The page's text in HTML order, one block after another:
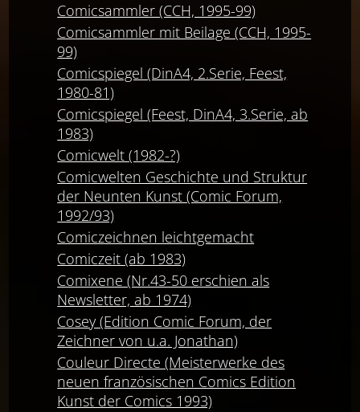
Comicsammler (CCH, 1995-99)
Comicsammler mit Beilage (CCH, 1995-
99)
Comicspiegel (DinA4, 2.Serie, Feest,
1980-81)
Comicspiegel (Feest, DinA4, 3.Serie, ab
1983)
Comicwelt (1982-?)
Comicwelten Geschichte und Struktur
der Neunten Kunst (Comic Forum,
1992/93)
Comiczeichnen leichtgemacht
Comiczeit (ab 1983)
Comixene (Nr.43-50 erschien als
Newsletter, ab 1974)
Cosey (Edition Comic Forum, der
Zeichner von u.a. Jonathan)
Couleur Directe (Meisterwerke des
neuen französischen Comics Edition
Kunst der Comics 1993)